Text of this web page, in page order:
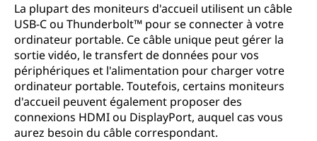
La plupart des moniteurs d'accueil utilisent un câble
USB-C ou Thunderbolt™ pour se connecter à votre
ordinateur portable. Ce câble unique peut gérer la
sortie vidéo, le transfert de données pour vos
périphériques et l'alimentation pour charger votre
ordinateur portable. Toutefois, certains moniteurs
d'accueil peuvent également proposer des
connexions HDMI ou DisplayPort, auquel cas vous
aurez besoin du câble correspondant.